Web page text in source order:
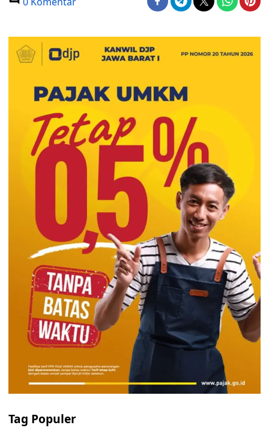
Tag Populer